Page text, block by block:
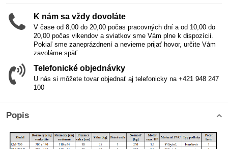
K nám sa vždy dovoláte
V čase od 8,00 do 20,00 počas pracovných dní a od 10,00 do
20,00 počas vikendov a sviatkov sme Vám plne k dispozícii.
Pokiaľ sme zaneprázdnení a nevieme prijať hovor, určite Vám
zavoláme späť
Telefonické objednávky
U nás si môžete tovar objednať aj telefonicky na +421 948 247
100
Popis